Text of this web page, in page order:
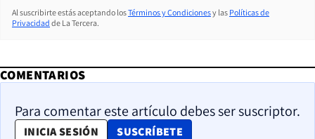
Al suscribirte estás aceptando losTérminos y Condicionesy las Políticas de
Privacidad de La Tercera.
COMENTARIOS
Para comentar este artículo debes ser suscriptor.
INICIA SESIÓN SUSCRÍBETE
OPENS IN NEW WINDOW